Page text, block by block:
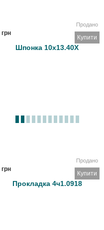
Продано
грн
Купити
Шпонка 10х13.40Х
Продано
грн
Купити
Прокладка 4ч1.0918